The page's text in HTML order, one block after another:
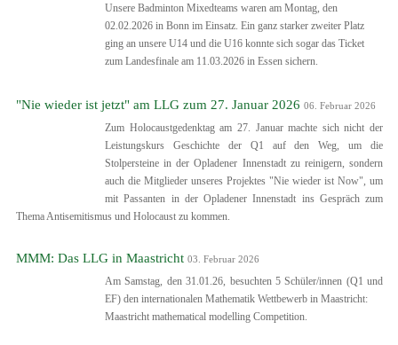
Unsere Badminton Mixedteams waren am Montag, den
02.02.2026 in Bonn im Einsatz. Ein ganz starker zweiter Platz
ging an unsere U14 und die U16 konnte sich sogar das Ticket
zum Landesfinale am 11.03.2026 in Essen sichern.
"Nie wieder ist jetzt" am LLG zum 27. Januar 2026 06. Februar 2026
Zum Holocaustgedenktag am 27. Januar machte sich nicht der
Leistungskurs Geschichte der Q1 auf den Weg, um die
Stolpersteine in der Opladener Innenstadt zu reinigern, sondern
auch die Mitglieder unseres Projektes "Nie wieder ist Now", um
mit Passanten in der Opladener Innenstadt ins Gespräch zum
Thema Antisemitismus und Holocaust zu kommen.
MMM: Das LLG in Maastricht 03. Februar 2026
Am Samstag, den 31.01.26, besuchten 5 Schüler/innen (Q1 und
EF) den internationalen Mathematik Wettbewerb in Maastricht:
Maastricht mathematical modelling Competition.